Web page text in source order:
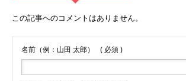
この記事へのコメントはありません。
名前（例：山田 太郎） ( 必須 )